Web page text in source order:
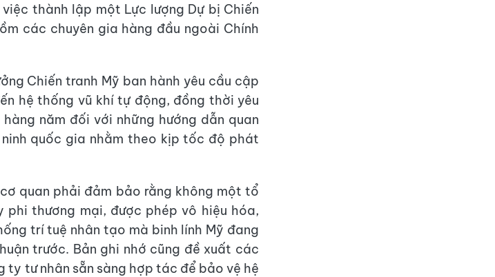
thành lập một Lực lượng Dự bị Chiến
các chuyên gia hàng đầu ngoài Chính
Chiến tranh Mỹ ban hành yêu cầu cập
hệ thống vũ khí tự động, đồng thời yêu
năm đối với những hướng dẫn quan
quốc gia nhằm theo kịp tốc độ phát
quan phải đảm bảo rằng không một tổ
thương mại, được phép vô hiệu hóa,
trí tuệ nhân tạo mà binh lính Mỹ đang
trước. Bản ghi nhớ cũng đề xuất các
tư nhân sẵn sàng hợp tác để bảo vệ hệ